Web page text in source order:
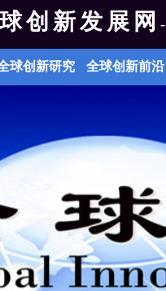
创新发展网
球创新研究 全球创新前沿